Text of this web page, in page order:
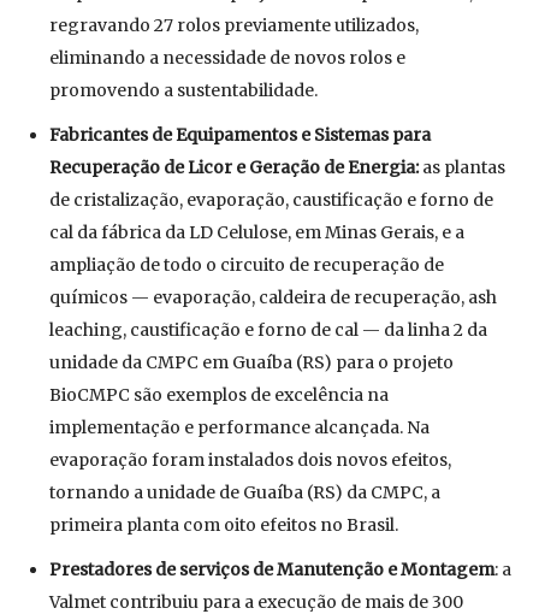
regravando 27 rolos previamente utilizados,
eliminando a necessidade de novos rolos e
promovendo a sustentabilidade.
Fabricantes de Equipamentos e Sistemas para
Recuperação de Licor e Geração de Energia:as plantas
de cristalização, evaporação, caustificação e forno de
cal da fábrica da LD Celulose, em Minas Gerais, e a
ampliação de todo o circuito de recuperação de
químicos — evaporação, caldeira de recuperação, ash
leaching, caustificação e forno de cal — da linha 2 da
unidade da CMPC em Guaíba (RS) para o projeto
BioCMPC são exemplos de excelência na
implementação e performance alcançada. Na
evaporação foram instalados dois novos efeitos,
tornando a unidade de Guaíba (RS) da CMPC, a
primeira planta com oito efeitos no Brasil.
Prestadores de serviços de Manutenção e Montagem: a
Valmet contribuiu para a execução de mais de 300